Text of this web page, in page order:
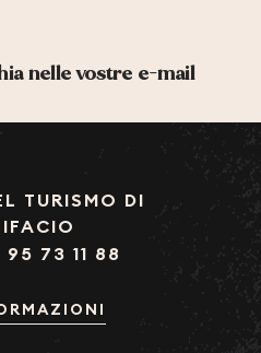
nelle vostre e-mail
TURISMO DI
73 11 88